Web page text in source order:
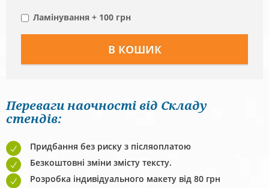
Ламінування + 100 грн
Переваги наочності від Складу
стендів:
Придбання без риску з післяоплатою
Безкоштовні зміни змісту тексту.
Розробка індивідуального макету від 80 грн